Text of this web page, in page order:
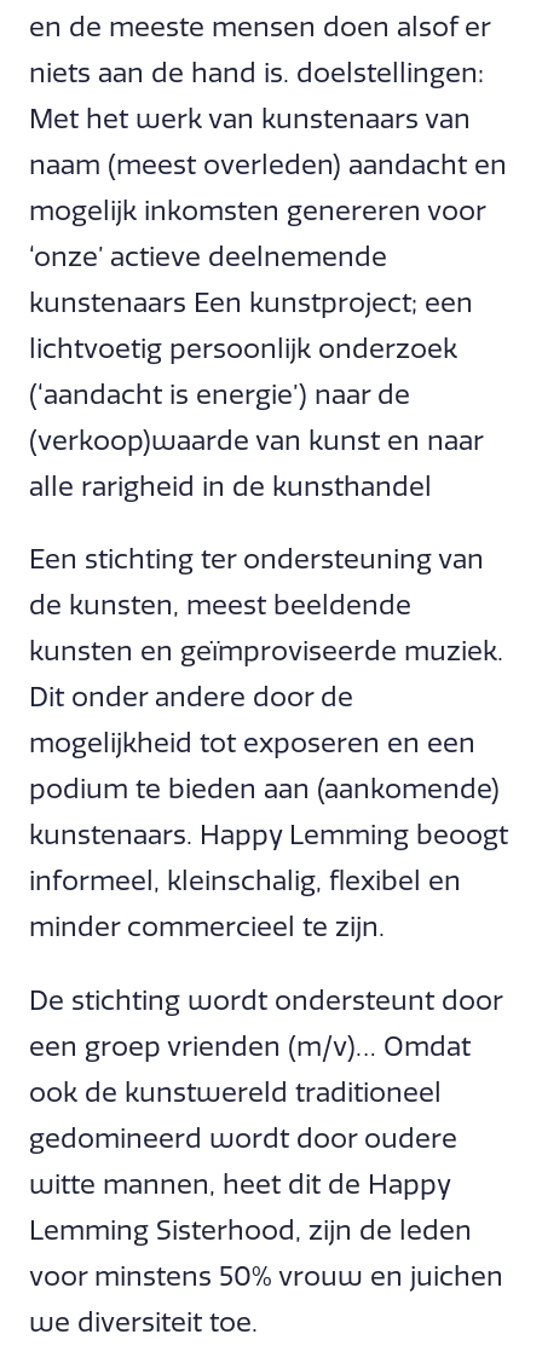
en de meeste mensen doen alsof er
niets aan de hand is. doelstellingen:
Met het werk van kunstenaars van
naam (meest overleden) aandacht en
mogelijk inkomsten genereren voor
‘onze’ actieve deelnemende
kunstenaars Een kunstproject; een
lichtvoetig persoonlijk onderzoek
(‘aandacht is energie’) naar de
(verkoop)waarde van kunst en naar
alle rarigheid in de kunsthandel
Een stichting ter ondersteuning van
de kunsten, meest beeldende
kunsten en geïmproviseerde muziek.
Dit onder andere door de
mogelijkheid tot exposeren en een
podium te bieden aan (aankomende)
kunstenaars. Happy Lemming beoogt
informeel, kleinschalig, flexibel en
minder commercieel te zijn.
De stichting wordt ondersteunt door
een groep vrienden (m/v)… Omdat
ook de kunstwereld traditioneel
gedomineerd wordt door oudere
witte mannen, heet dit de Happy
Lemming Sisterhood, zijn de leden
voor minstens 50% vrouw en juichen
we diversiteit toe.